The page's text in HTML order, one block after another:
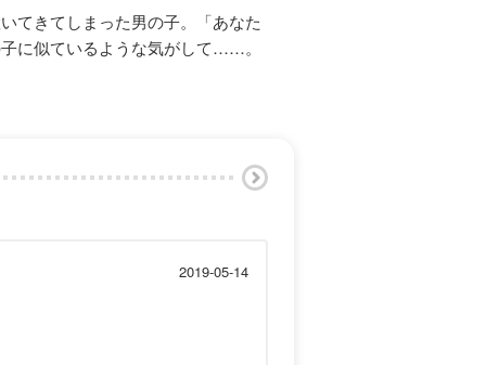
てきてしまった男の子。「あなた
に似ているような気がして……。
2019-05-14